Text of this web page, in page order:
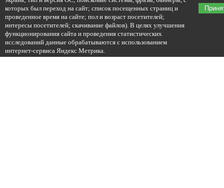
которых был переход на сайт; список посещенных страниц и
проведенное время на сайте; пол и возраст посетителей;
интересы посетителей; скачивание файлов). В целях улучшения
функционирования сайта и проведения статистических
исследований данные обрабатываются с использованием
интернет-сервиса Яндекс Метрика.